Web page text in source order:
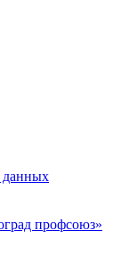
данных
профсоюз»